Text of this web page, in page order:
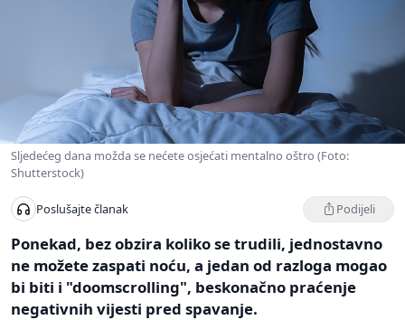
Sljedećeg dana možda se nećete osjećati mentalno oštro (Foto:
Shutterstock)
Poslušajte članak Podijeli
Ponekad, bez obzira koliko se trudili, jednostavno
ne možete zaspati noću, a jedan od razloga mogao
bi biti i "doomscrolling", beskonačno praćenje
negativnih vijesti pred spavanje.